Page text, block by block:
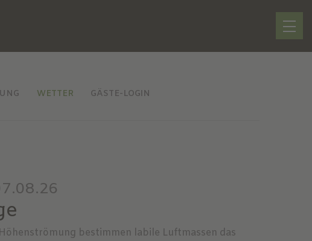
WETTER GÄSTE-LOGIN
bestimmen labile Luftmassen das